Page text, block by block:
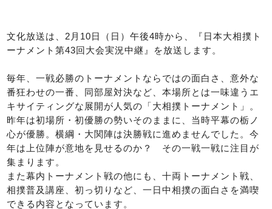
文化放送は、2月10日（日）午後4時から、『日本大相撲ト
ーナメント第43回大会実況中継』を放送します。
毎年、一戦必勝のトーナメントならではの面白さ、意外な
番狂わせの一番、同部屋対決など、本場所とは一味違うエ
キサイティングな展開が人気の「大相撲トーナメント」。
昨年は初場所・初優勝の勢いそのままに、当時平幕の栃ノ
心が優勝。横綱・大関陣は決勝戦に進めませんでした。今
年は上位陣が意地を見せるのか？ その一戦一戦に注目が
集まります。
また幕内トーナメント戦の他にも、十両トーナメント戦、
相撲普及講座、初っ切りなど、一日中相撲の面白さを満喫
できる内容となっています。